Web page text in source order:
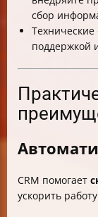
сбор
поддержкой
CRM помогает
ускорить